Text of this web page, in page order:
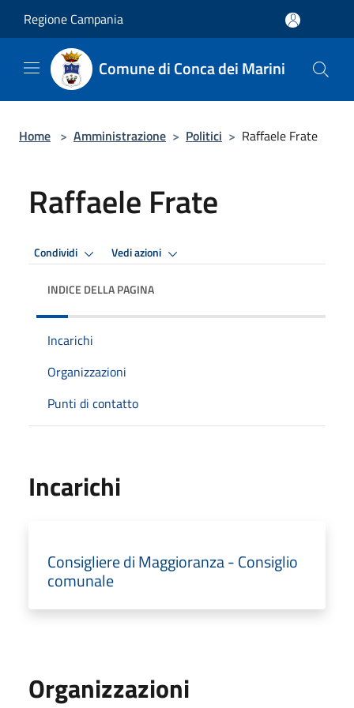
Regione Campania
Comune di Conca dei Marini
Home > Amministrazione > Politici > Raffaele Frate
Raffaele Frate
Condividi Vedi azioni
INDICE DELLA PAGINA
Incarichi
Organizzazioni
Punti di contatto
Incarichi
Consigliere di Maggioranza - Consiglio
comunale
Organizzazioni